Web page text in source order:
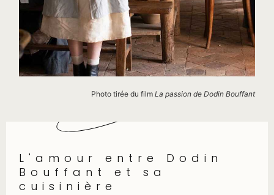
Photo tirée du film La passion de Dodin Bouffant
L'amour entre Dodin
Bouffant et sa
cuisinière